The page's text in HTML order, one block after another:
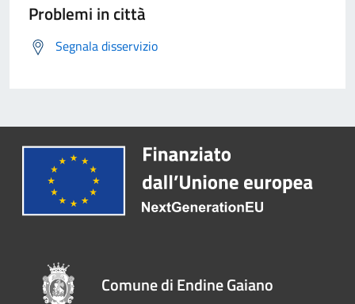
Problemi in città
Segnala disservizio
Comune di Endine Gaiano